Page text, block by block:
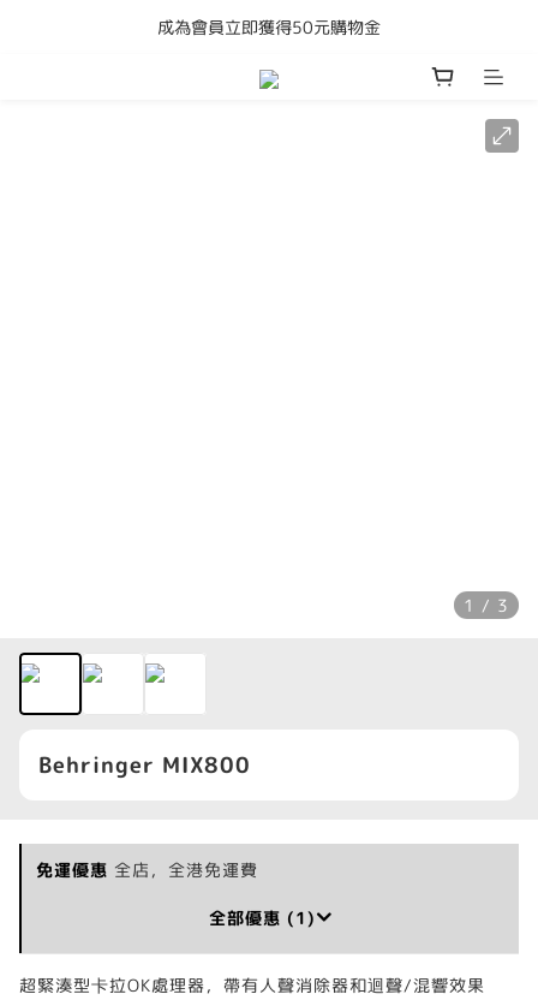
購買任何產品即享全港免運費
成為會員立即獲得50元購物金
購買任何產品即享全港免運費
1 / 3
Behringer MIX800
免運優惠 全店，全港免運費
全部優惠 (1)
超緊湊型卡拉OK處理器，帶有人聲消除器和迴聲/混響效果